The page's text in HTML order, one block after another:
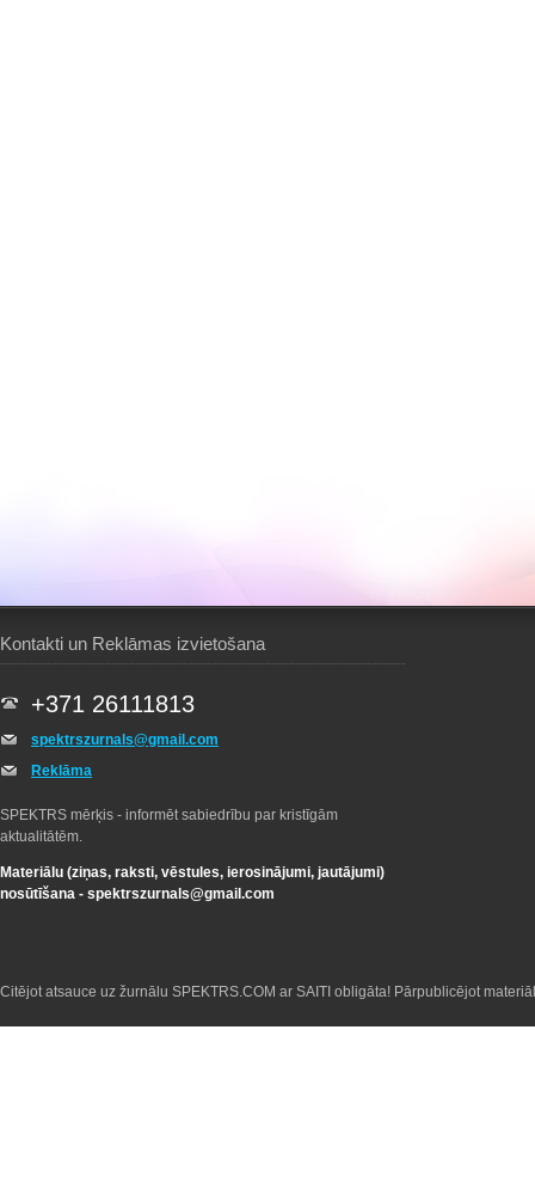
Kontakti un Reklāmas izvietošana
+371 26111813
spektrszurnals@gmail.com
Reklāma
SPEKTRS mērķis - informēt sabiedrību par kristīgām
aktualitātēm.
Materiālu (ziņas, raksti, vēstules, ierosinājumi, jautājumi)
nosūtīšana - spektrszurnals@gmail.com
Citējot atsauce uz žurnālu SPEKTRS.COM ar SAITI obligāta! Pārpublicējot